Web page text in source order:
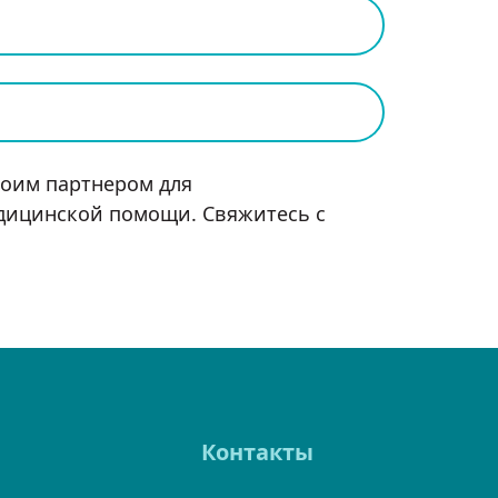
партнером для
помощи. Свяжитесь с
Контакты